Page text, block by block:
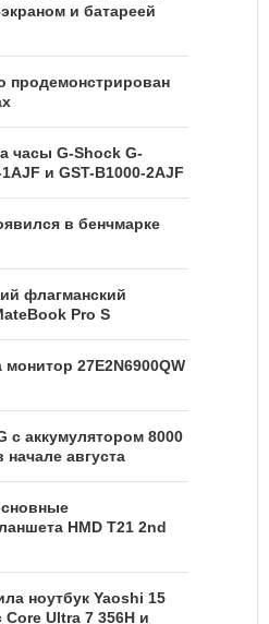
и батареей
продемонстрирован
часы G-Shock G-
и GST-B1000-2AJF
в бенчмарке
флагманский
Pro S
27E2N6900QW
с аккумулятором 8000
августа
HMD T21 2nd
ноутбук Yaoshi 15
Ultra 7 356H и